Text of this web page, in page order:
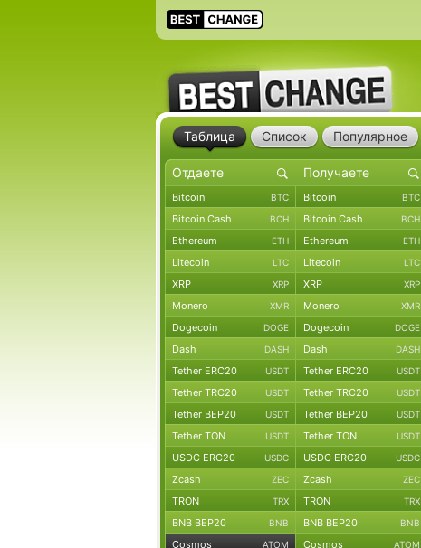
Таблица Список Популярное
Bitcoin BTC Bitcoin BTC
Bitcoin Cash BCH Bitcoin Cash BCH
Ethereum ETH Ethereum ETH
Litecoin LTC Litecoin LTC
XRP XRP XRP XRP
Monero XMR Monero XMR
Dogecoin DOGE Dogecoin DOGE
Dash DASH Dash DASH
Tether ERC20 USDT Tether ERC20 USDT
Tether TRC20 USDT Tether TRC20 USDT
Tether BEP20 USDT Tether BEP20 USDT
Tether TON USDT Tether TON USDT
USDC ERC20 USDC USDC ERC20 USDC
Zcash ZEC Zcash ZEC
TRON TRX TRON TRX
BNB BEP20 BNB BNB BEP20 BNB
Cosmos ATOM Cosmos ATOM